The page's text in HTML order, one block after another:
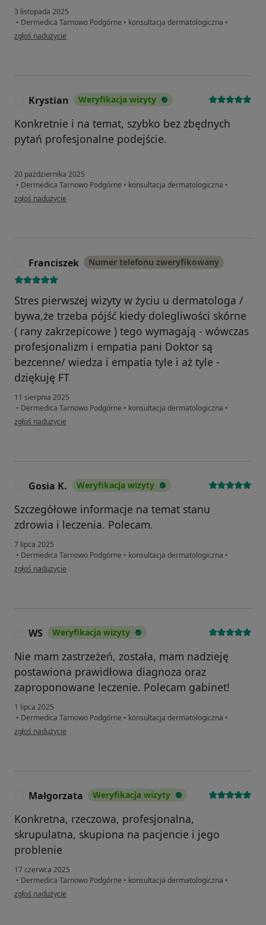
3 listopada 2025
• Dermedica Tarnowo Podgórne • konsultacja dermatologiczna •
w opinii użytkownika V
zgłoś nadużycie
Krystian Weryfikacja wizyty
Konkretnie i na temat, szybko bez zbędnych
pytań profesjonalne podejście.
20 października 2025
• Dermedica Tarnowo Podgórne • konsultacja dermatologiczna •
w opinii użytkownika Krystian
zgłoś nadużycie
Franciszek Numer telefonu zweryfikowany
Stres pierwszej wizyty w życiu u dermatologa /
bywa,że trzeba pójść kiedy dolegliwości skórne
( rany zakrzepicowe ) tego wymagają - wówczas
profesjonalizm i empatia pani Doktor są
bezcenne/ wiedza i empatia tyle i aż tyle -
dziękuję FT
11 sierpnia 2025
• Dermedica Tarnowo Podgórne • konsultacja dermatologiczna •
w opinii użytkownika Franciszek
zgłoś nadużycie
Gosia K. Weryfikacja wizyty
Szczegółowe informacje na temat stanu
zdrowia i leczenia. Polecam.
7 lipca 2025
• Dermedica Tarnowo Podgórne • konsultacja dermatologiczna •
w opinii użytkownika Gosia K.
zgłoś nadużycie
WS Weryfikacja wizyty
Nie mam zastrzeżeń, została, mam nadzieję
postawiona prawidłowa diagnoza oraz
zaproponowane leczenie. Polecam gabinet!
1 lipca 2025
• Dermedica Tarnowo Podgórne • konsultacja dermatologiczna •
w opinii użytkownika WS
zgłoś nadużycie
Małgorzata Weryfikacja wizyty
Konkretna, rzeczowa, profesjonalna,
skrupulatna, skupiona na pacjencie i jego
problenie
17 czerwca 2025
• Dermedica Tarnowo Podgórne • konsultacja dermatologiczna •
w opinii użytkownika Małgorzata
zgłoś nadużycie